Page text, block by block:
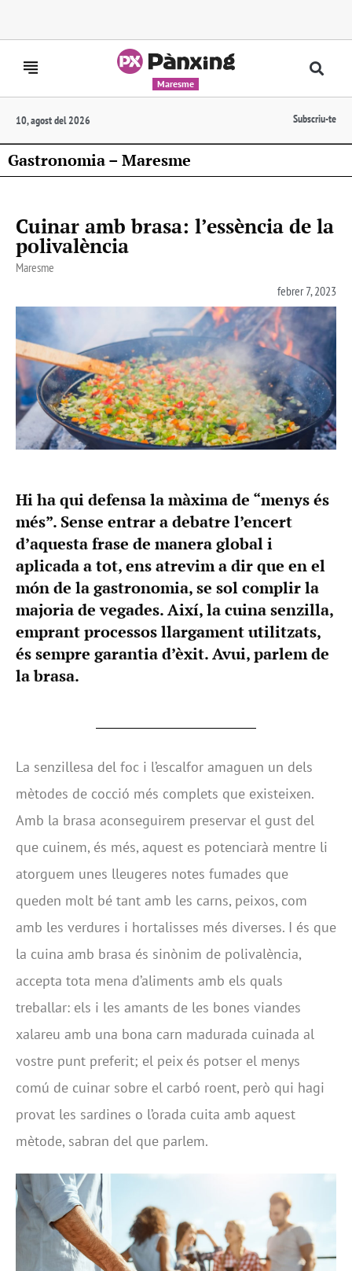
Maresme
10, agost del 2026 Subscriu-te
Gastronomia – Maresme
Cuinar amb brasa: l’essència de la
polivalència
Maresme
febrer 7, 2023
Hi ha qui defensa la màxima de “menys és
més”. Sense entrar a debatre l’encert
d’aquesta frase de manera global i
aplicada a tot, ens atrevim a dir que en el
món de la gastronomia, se sol complir la
majoria de vegades. Així, la cuina senzilla,
emprant processos llargament utilitzats,
és sempre garantia d’èxit. Avui, parlem de
la brasa.
La senzillesa del foc i l’escalfor amaguen un dels
mètodes de cocció més complets que existeixen.
Amb la brasa aconseguirem preservar el gust del
que cuinem, és més, aquest es potenciarà mentre li
atorguem unes lleugeres notes fumades que
queden molt bé tant amb les carns, peixos, com
amb les verdures i hortalisses més diverses. I és que
la cuina amb brasa és sinònim de polivalència,
accepta tota mena d’aliments amb els quals
treballar: els i les amants de les bones viandes
xalareu amb una bona carn madurada cuinada al
vostre punt preferit; el peix és potser el menys
comú de cuinar sobre el carbó roent, però qui hagi
provat les sardines o l’orada cuita amb aquest
mètode, sabran del que parlem.